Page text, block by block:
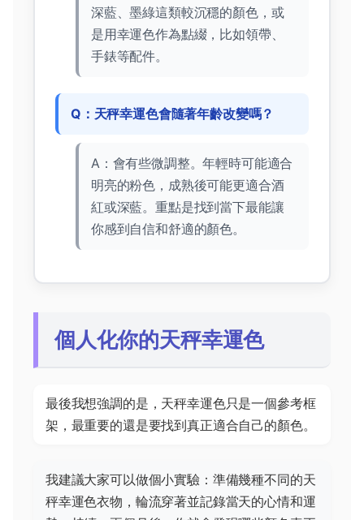
深藍、墨綠這類較沉穩的顏色，或
是用幸運色作為點綴，比如領帶、
手錶等配件。
Q：天秤幸運色會隨著年齡改變嗎？
A：會有些微調整。年輕時可能適合
明亮的粉色，成熟後可能更適合酒
紅或深藍。重點是找到當下最能讓
你感到自信和舒適的顏色。
個人化你的天秤幸運色
最後我想強調的是，天秤幸運色只是一個參考框
架，最重要的還是要找到真正適合自己的顏色。
我建議大家可以做個小實驗：準備幾種不同的天
秤幸運色衣物，輪流穿著並記錄當天的心情和運